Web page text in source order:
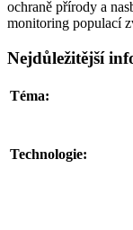
ochraně přírody a
monitoring populací
Nejdůležitější
Téma:
Technologie: